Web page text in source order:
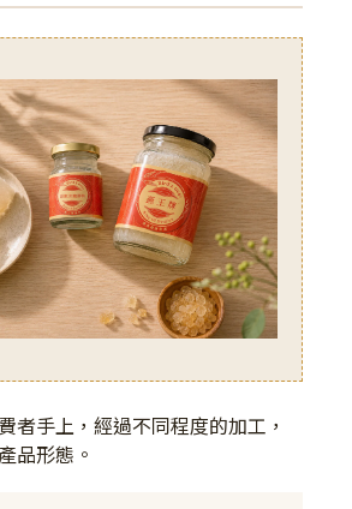
者手上，經過不同程度的加工，
品形態。